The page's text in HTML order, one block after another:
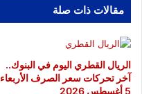
مقالات ذات صلة
الريال القطري اليوم في البنوك..
آخر تحركات سعر الصرف الأربعاء
5 أغسطس 2026